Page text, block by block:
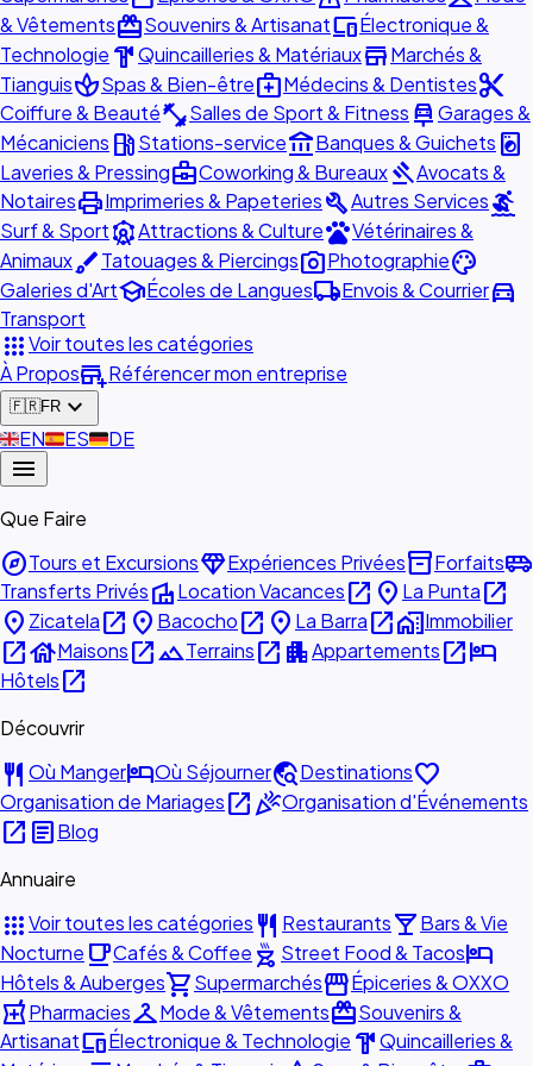
& VêtementsredeemSouvenirs & ArtisanatdevicesÉlectronique &
Technologie hardwareQuincailleries & MatériauxstoreMarchés &
TianguisspaSpas & Bien-êtremedical_servicesMédecins & Dentistescontent_cut
Coiffure & Beautéfitness_centerSalles de Sport & Fitness car_repairGarages &
Mécaniciens local_gas_stationStations-serviceaccount_balanceBanques & Guichets local_laundry_service
Laveries & Pressingbusiness_centerCoworking & BureauxgavelAvocats &
NotairesprintImprimeries & PapeteriesbuildAutres Servicessurfing
Surf & SportattractionsAttractions & CulturepetsVétérinaires &
AnimauxbrushTatouages & Piercingsphoto_cameraPhotographiepalette
Galeries d'ArtschoolÉcoles de Langueslocal_shippingEnvois & Courrierdirections_car
Transport
appsVoir toutes les catégories
À Proposadd_businessRéférencer mon entreprise
🇫🇷FR expand_more
🇬🇧EN🇪🇸ES🇩🇪DE
menu
Que Faire
exploreTours et ExcursionsdiamondExpériences Privéesinventory_2Forfaitsairport_shuttle
Transferts PrivésvillaLocation Vacancesopen_in_new place La Puntaopen_in_new
place Zicatelaopen_in_new place Bacochoopen_in_new place La Barraopen_in_newhome_workImmobilier
open_in_newhouseMaisonsopen_in_newlandscapeTerrainsopen_in_new apartmentAppartementsopen_in_newhotel
Hôtelsopen_in_new
Découvrir
restaurant Où MangerhotelOù Séjournertravel_exploreDestinationsfavorite
Organisation de Mariagesopen_in_newcelebrationOrganisation d'Événements
open_in_new articleBlog
Annuaire
appsVoir toutes les catégories restaurant Restaurantslocal_barBars & Vie
Nocturne local_cafeCafés & Coffee outdoor_grill Street Food & Tacoshotel
Hôtels & Aubergesshopping_cartSupermarchésstorefrontÉpiceries & OXXO
local_pharmacyPharmaciescheckroomMode & VêtementsredeemSouvenirs &
ArtisanatdevicesÉlectronique & Technologie hardwareQuincailleries &